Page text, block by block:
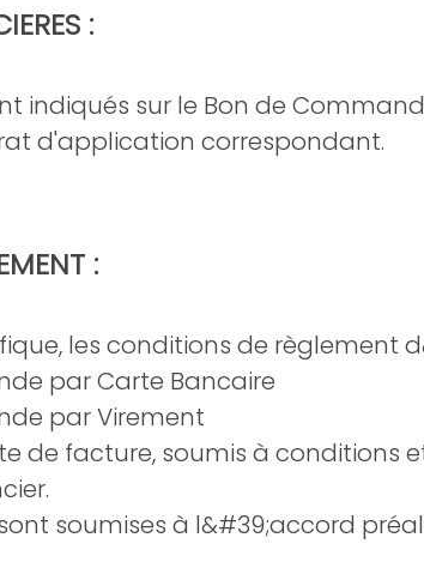
:
indiqués sur le Bon de
d'application correspondant.
:
les conditions de règlement
par Carte Bancaire
par Virement
de facture, soumis à conditions
soumises à l&#39;accord